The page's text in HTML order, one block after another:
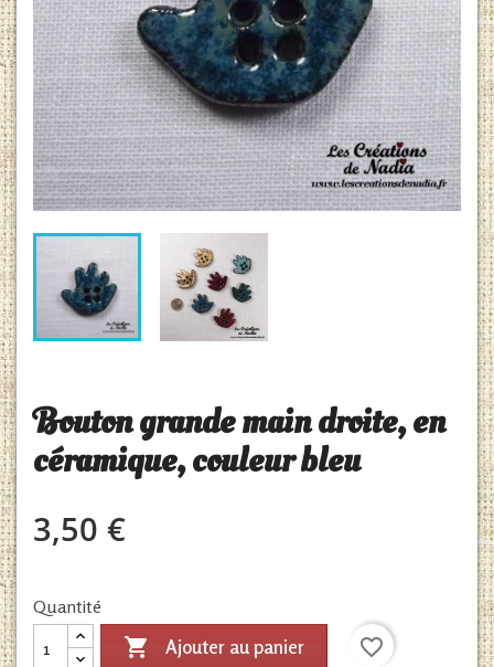
Bouton grande main droite, en
céramique, couleur bleu
3,50 €
Quantité
 Ajouter au panier favorite_border